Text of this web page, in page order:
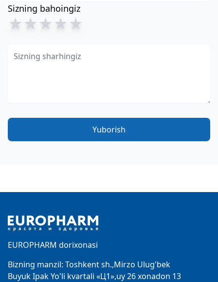
Sizning bahoingiz
★★★★★
Yuborish
EUROPHARM dorixonasi
Bizning manzil: Toshkent sh.,Mirzo Ulug'bek
Buyuk Ipak Yo'li kvartali «Ц1»,uy 26 xonadon 13